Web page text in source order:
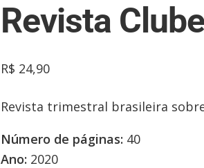
Revista
R$ 24,90
Revista trimestral brasileira
Número de páginas: 40
Ano: 2020